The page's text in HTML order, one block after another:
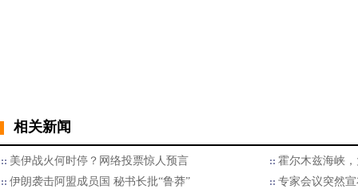
相关新闻
美伊战火何时停？网络投票惊人预言
霍尔木兹海峡
伊朗袭击阿盟成员国 秘书长批“鲁莽”
专家会议突然